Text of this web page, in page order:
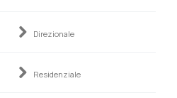
Direzionale
Residenziale